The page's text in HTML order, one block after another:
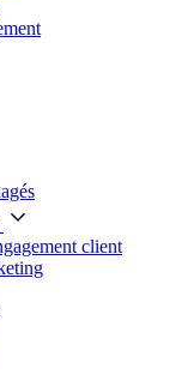
client